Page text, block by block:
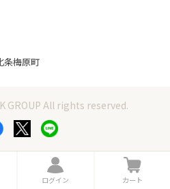
条梅原町
GROUP All rights reserved.
ロ
グ
ログイン
カ
ー
カート